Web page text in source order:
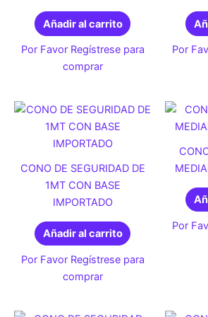
Añadir al carrito
Por Favor Regístrese para
comprar
Por
CONO DE SEGURIDAD DE
1MT CON BASE
IMPORTADO
Añadir al carrito
Por Favor Regístrese para
comprar
Por